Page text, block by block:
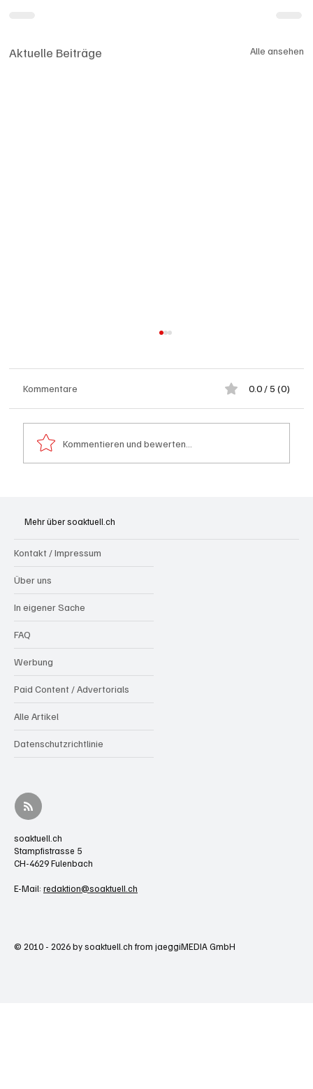
Aktuelle Beiträge Alle ansehen
aufrütteln
Kommentare 0.0 / 5 (0)
Kommentieren und bewerten...
Mehr über soaktuell.ch
Kontakt / Impressum
Über uns
In eigener Sache
FAQ
Werbung
Paid Content / Advertorials
Alle Artikel
Datenschutzrichtlinie
soaktuell.ch
Stampfistrasse 5
CH-4629 Fulenbach
E-Mail: redaktion@soaktuell.ch
© 2010 - 2026 by soaktuell.ch from jaeggiMEDIA GmbH